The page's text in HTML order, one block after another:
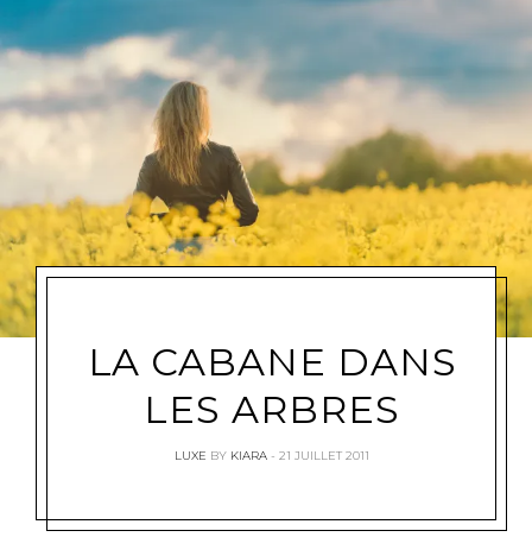
LA CABANE DANS
LES ARBRES
LUXE BY KIARA 21 JUILLET 2011